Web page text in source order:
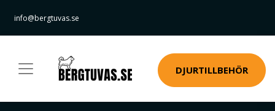
info@bergtuvas.se
DJURTILLBEHÖR